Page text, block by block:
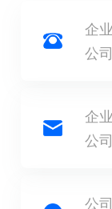
企
公
企
公
公